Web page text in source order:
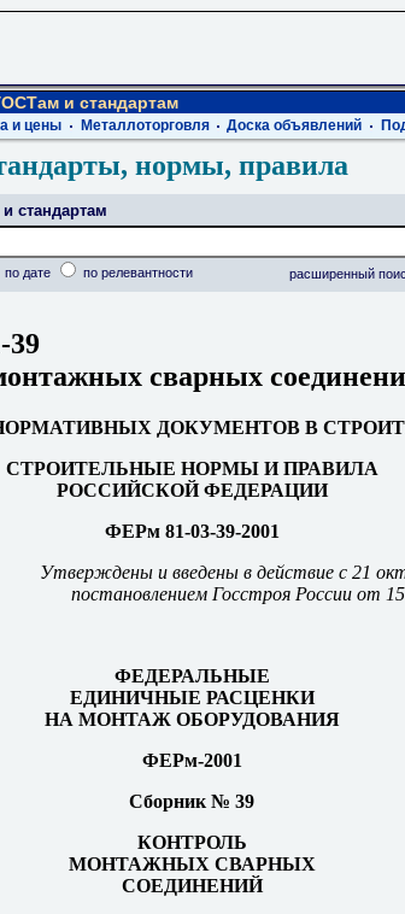
и стандартам
и цены Металлоторговля Доска объявлений
нормы, правила
стандартам
по дате по релевантности расширенный
39
сварных
АТИВНЫХ ДОКУМЕНТОВ В
СТРОИТЕЛЬНЫЕ НОРМЫ И ПРАВИЛА
РОССИЙСКОЙ ФЕДЕРАЦИИ
ФЕРм 81-03-39-2001
Утверждены и введены в действие с 21
постановлением Госстроя России от
ФЕДЕРАЛЬНЫЕ
ЕДИНИЧНЫЕ РАСЦЕНКИ
НА МОНТАЖ ОБОРУДОВАНИЯ
ФЕРм-2001
Сборник № 39
КОНТРОЛЬ
МОНТАЖНЫХ СВАРНЫХ
СОЕДИНЕНИЙ